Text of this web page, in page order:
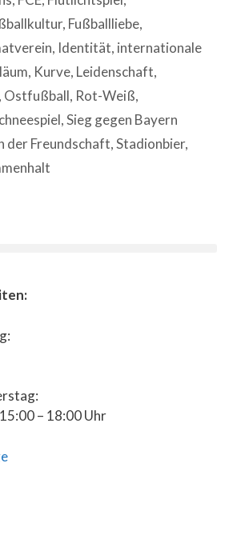
, Fußballliebe,
, Identität, internationale
, Kurve, Leidenschaft,
, Ostfußball, Rot-Weiß,
,Sieg gegen Bayern
der Freundschaft,Stadionbier,
– 18:00 Uhr